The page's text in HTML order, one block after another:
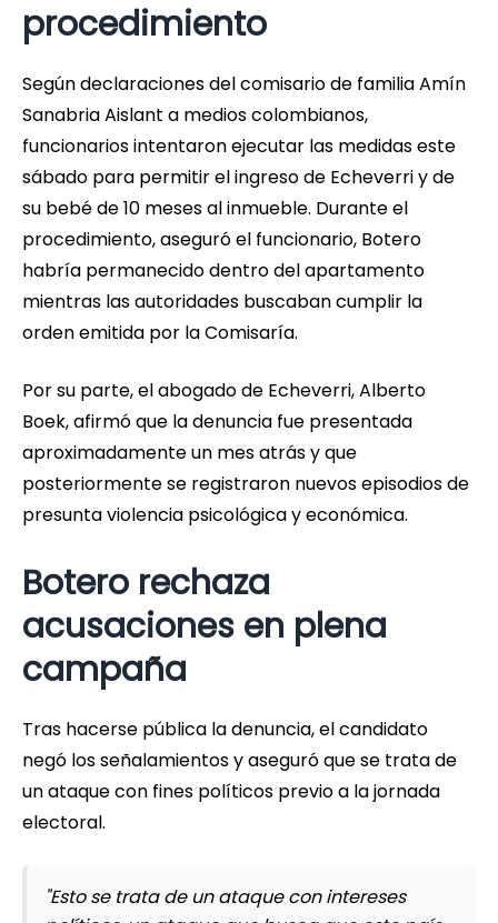
procedimiento
Según declaraciones del comisario de familia Amín
Sanabria Aislant a medios colombianos,
funcionarios intentaron ejecutar las medidas este
sábado para permitir el ingreso de Echeverri y de
su bebé de 10 meses al inmueble. Durante el
procedimiento, aseguró el funcionario, Botero
habría permanecido dentro del apartamento
mientras las autoridades buscaban cumplir la
orden emitida por la Comisaría.
Por su parte, el abogado de Echeverri, Alberto
Boek, afirmó que la denuncia fue presentada
aproximadamente un mes atrás y que
posteriormente se registraron nuevos episodios de
presunta violencia psicológica y económica.
Botero rechaza
acusaciones en plena
campaña
Tras hacerse pública la denuncia, el candidato
negó los señalamientos y aseguró que se trata de
un ataque con fines políticos previo a la jornada
electoral.
"Esto se trata de un ataque con intereses